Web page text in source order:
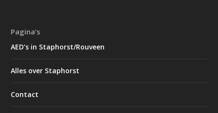
Pagina’s
AED’s in Staphorst/Rouveen
Alles over Staphorst
Contact